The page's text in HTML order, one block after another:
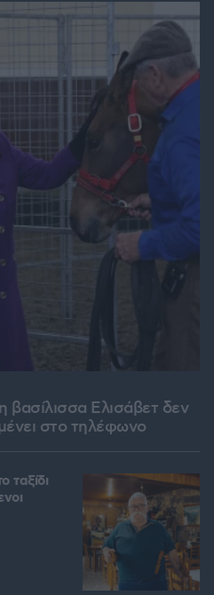
Ελισάβετ δεν
στο τηλέφωνο
ταξίδι